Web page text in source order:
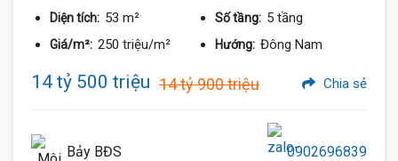
Diện tích: 53 m² Số tầng: 5 tầng
Giá/m²: 250 triệu/m² Hướng: Đông Nam
14 tỷ 500 triệu 14 tỷ 900 triệu Chia sẻ
Bảy BĐS 0902696839